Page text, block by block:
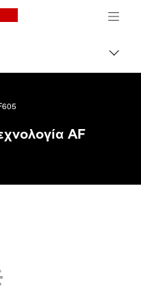
Canon Logo, back to
AF